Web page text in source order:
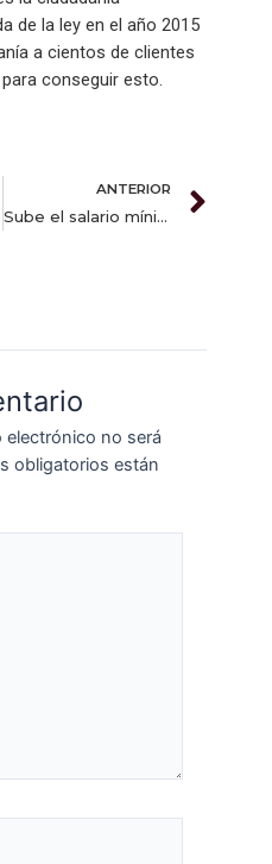
de la ley en el año 2015
a cientos de clientes
para conseguir esto.
ANTERIOR
Sube el salario mínimo en julio de 2016
electrónico no será
obligatorios están